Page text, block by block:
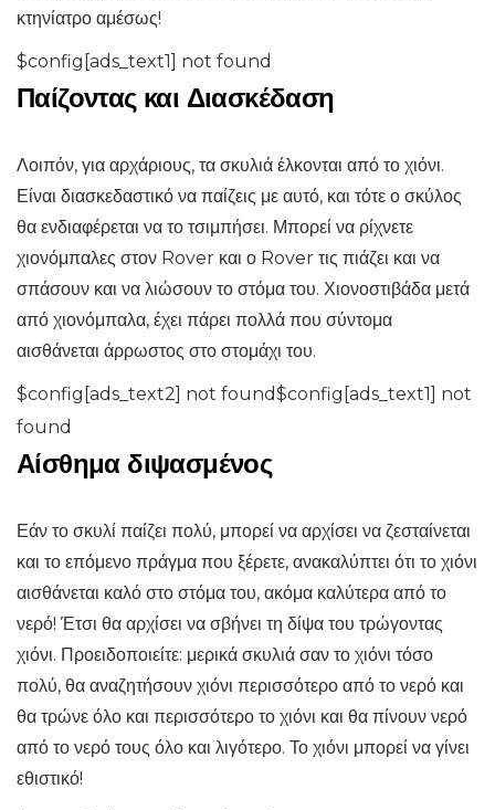
κτηνίατρο αμέσως!
$config[ads_text1] not found
Παίζοντας και Διασκέδαση
Λοιπόν, για αρχάριους, τα σκυλιά έλκονται από το χιόνι.
Είναι διασκεδαστικό να παίζεις με αυτό, και τότε ο σκύλος
θα ενδιαφέρεται να το τσιμπήσει. Μπορεί να ρίχνετε
χιονόμπαλες στον Rover και ο Rover τις πιάζει και να
σπάσουν και να λιώσουν το στόμα του. Χιονοστιβάδα μετά
από χιονόμπαλα, έχει πάρει πολλά που σύντομα
αισθάνεται άρρωστος στο στομάχι του.
$config[ads_text2] not found$config[ads_text1] not
found
Αίσθημα διψασμένος
Εάν το σκυλί παίζει πολύ, μπορεί να αρχίσει να ζεσταίνεται
και το επόμενο πράγμα που ξέρετε, ανακαλύπτει ότι το χιόνι
αισθάνεται καλό στο στόμα του, ακόμα καλύτερα από το
νερό! Έτσι θα αρχίσει να σβήνει τη δίψα του τρώγοντας
χιόνι. Προειδοποιείτε: μερικά σκυλιά σαν το χιόνι τόσο
πολύ, θα αναζητήσουν χιόνι περισσότερο από το νερό και
θα τρώνε όλο και περισσότερο το χιόνι και θα πίνουν νερό
από το νερό τους όλο και λιγότερο. Το χιόνι μπορεί να γίνει
εθιστικό!